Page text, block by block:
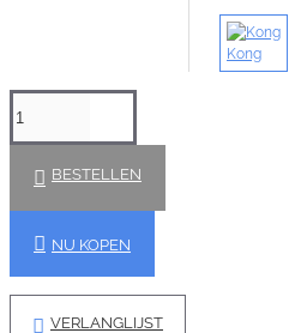
Kong
BESTELLEN
NU KOPEN
VERLANGLIJST